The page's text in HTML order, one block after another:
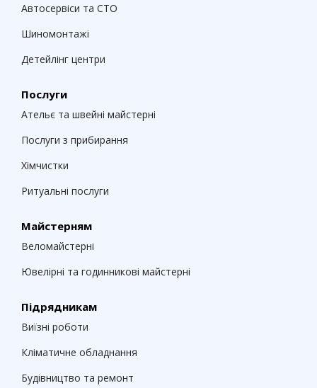
Автосервіси та СТО
Шиномонтажі
Детейлінг центри
Послуги
Ательє та швейні майстерні
Послуги з прибирання
Хімчистки
Ритуальні послуги
Майстерням
Веломайстерні
Ювелірні та годинникові майстерні
Підрядникам
Виїзні роботи
Кліматичне обладнання
Будівництво та ремонт